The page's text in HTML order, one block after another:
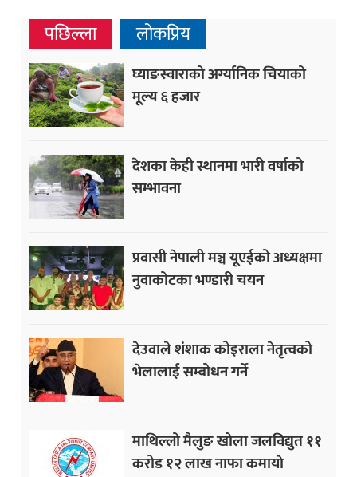
पछिल्ला लोकप्रिय
घ्याङस्वाराको अर्ग्यानिक चियाको
मूल्य ६ हजार
देशका केही स्थानमा भारी वर्षाको
सम्भावना
प्रवासी नेपाली मञ्च यूएईको अध्यक्षमा
नुवाकोटका भण्डारी चयन
देउवाले शंशाक कोइराला नेतृत्वको
भेलालाई सम्बोधन गर्ने
माथिल्लो मैलुङ खोला जलविद्युत ११
करोड १२ लाख नाफा कमायाे